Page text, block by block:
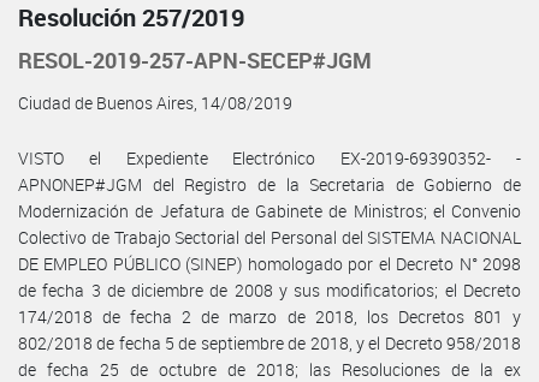
Resolución 257/2019
RESOL-2019-257-APN-SECEP#JGM
Ciudad de Buenos Aires, 14/08/2019
VISTO el Expediente Electrónico EX-2019-69390352- -
APNONEP#JGM del Registro de la Secretaria de Gobierno de
Modernización de Jefatura de Gabinete de Ministros; el Convenio
Colectivo de Trabajo Sectorial del Personal del SISTEMA NACIONAL
DE EMPLEO PÚBLICO (SINEP) homologado por el Decreto N° 2098
de fecha 3 de diciembre de 2008 y sus modificatorios; el Decreto
174/2018 de fecha 2 de marzo de 2018, los Decretos 801 y
802/2018 de fecha 5 de septiembre de 2018, y el Decreto 958/2018
de fecha 25 de octubre de 2018; las Resoluciones de la ex